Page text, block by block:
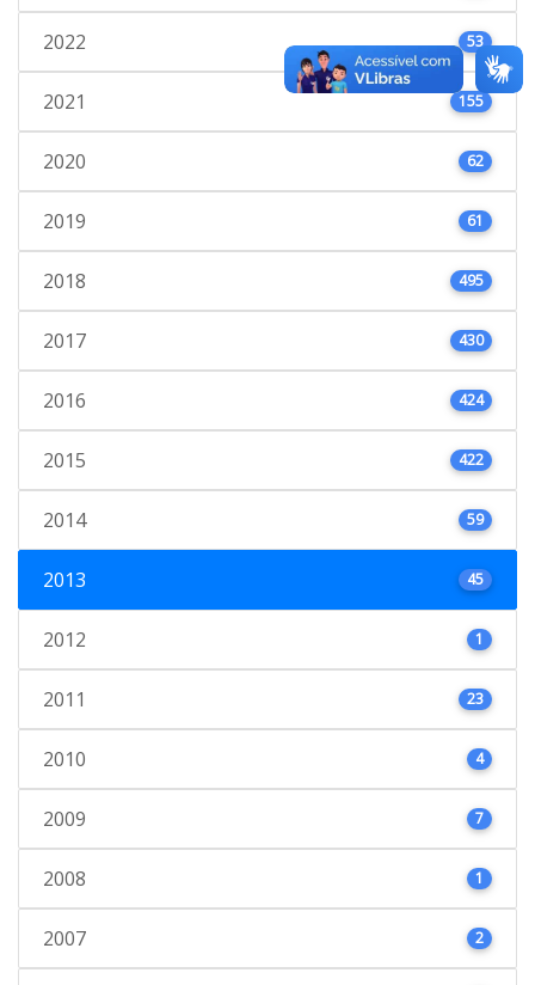
2022 53
2021 155
2020 62
2019 61
2018 495
2017 430
2016 424
2015 422
2014 59
2013 45
2012 1
2011 23
2010 4
2009 7
2008 1
2007 2